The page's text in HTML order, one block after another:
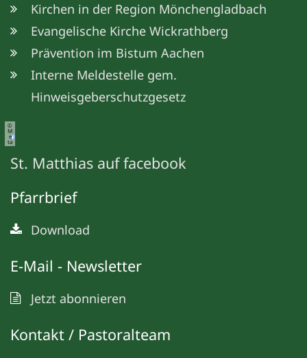
Kirchen in der Region Mönchengladbach
Evangelische Kirche Wickrathberg
Prävention im Bistum Aachen
Interne Meldestelle gem.
Hinweisgeberschutzgesetz
©
M
e
ta
St. Matthias auf facebook
Pfarrbrief
Download
E-Mail - Newsletter
Jetzt abonnieren
Kontakt / Pastoralteam